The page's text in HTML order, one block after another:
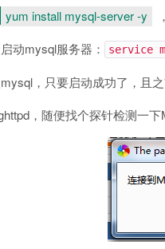
yum install mysql-server -y
动mysql服务器：
service
，只要启动成功了，且
，随便找个探针检测一